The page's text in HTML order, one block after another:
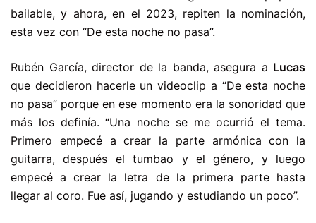
bailable, y ahora, en el 2023, repiten la nominación,
esta vez con “De esta noche no pasa”.
Rubén García, director de la banda, asegura a Lucas
que decidieron hacerle un videoclip a “De esta noche
no pasa” porque en ese momento era la sonoridad que
más los definía. “Una noche se me ocurrió el tema.
Primero empecé a crear la parte armónica con la
guitarra, después el tumbao y el género, y luego
empecé a crear la letra de la primera parte hasta
llegar al coro. Fue así, jugando y estudiando un poco”.